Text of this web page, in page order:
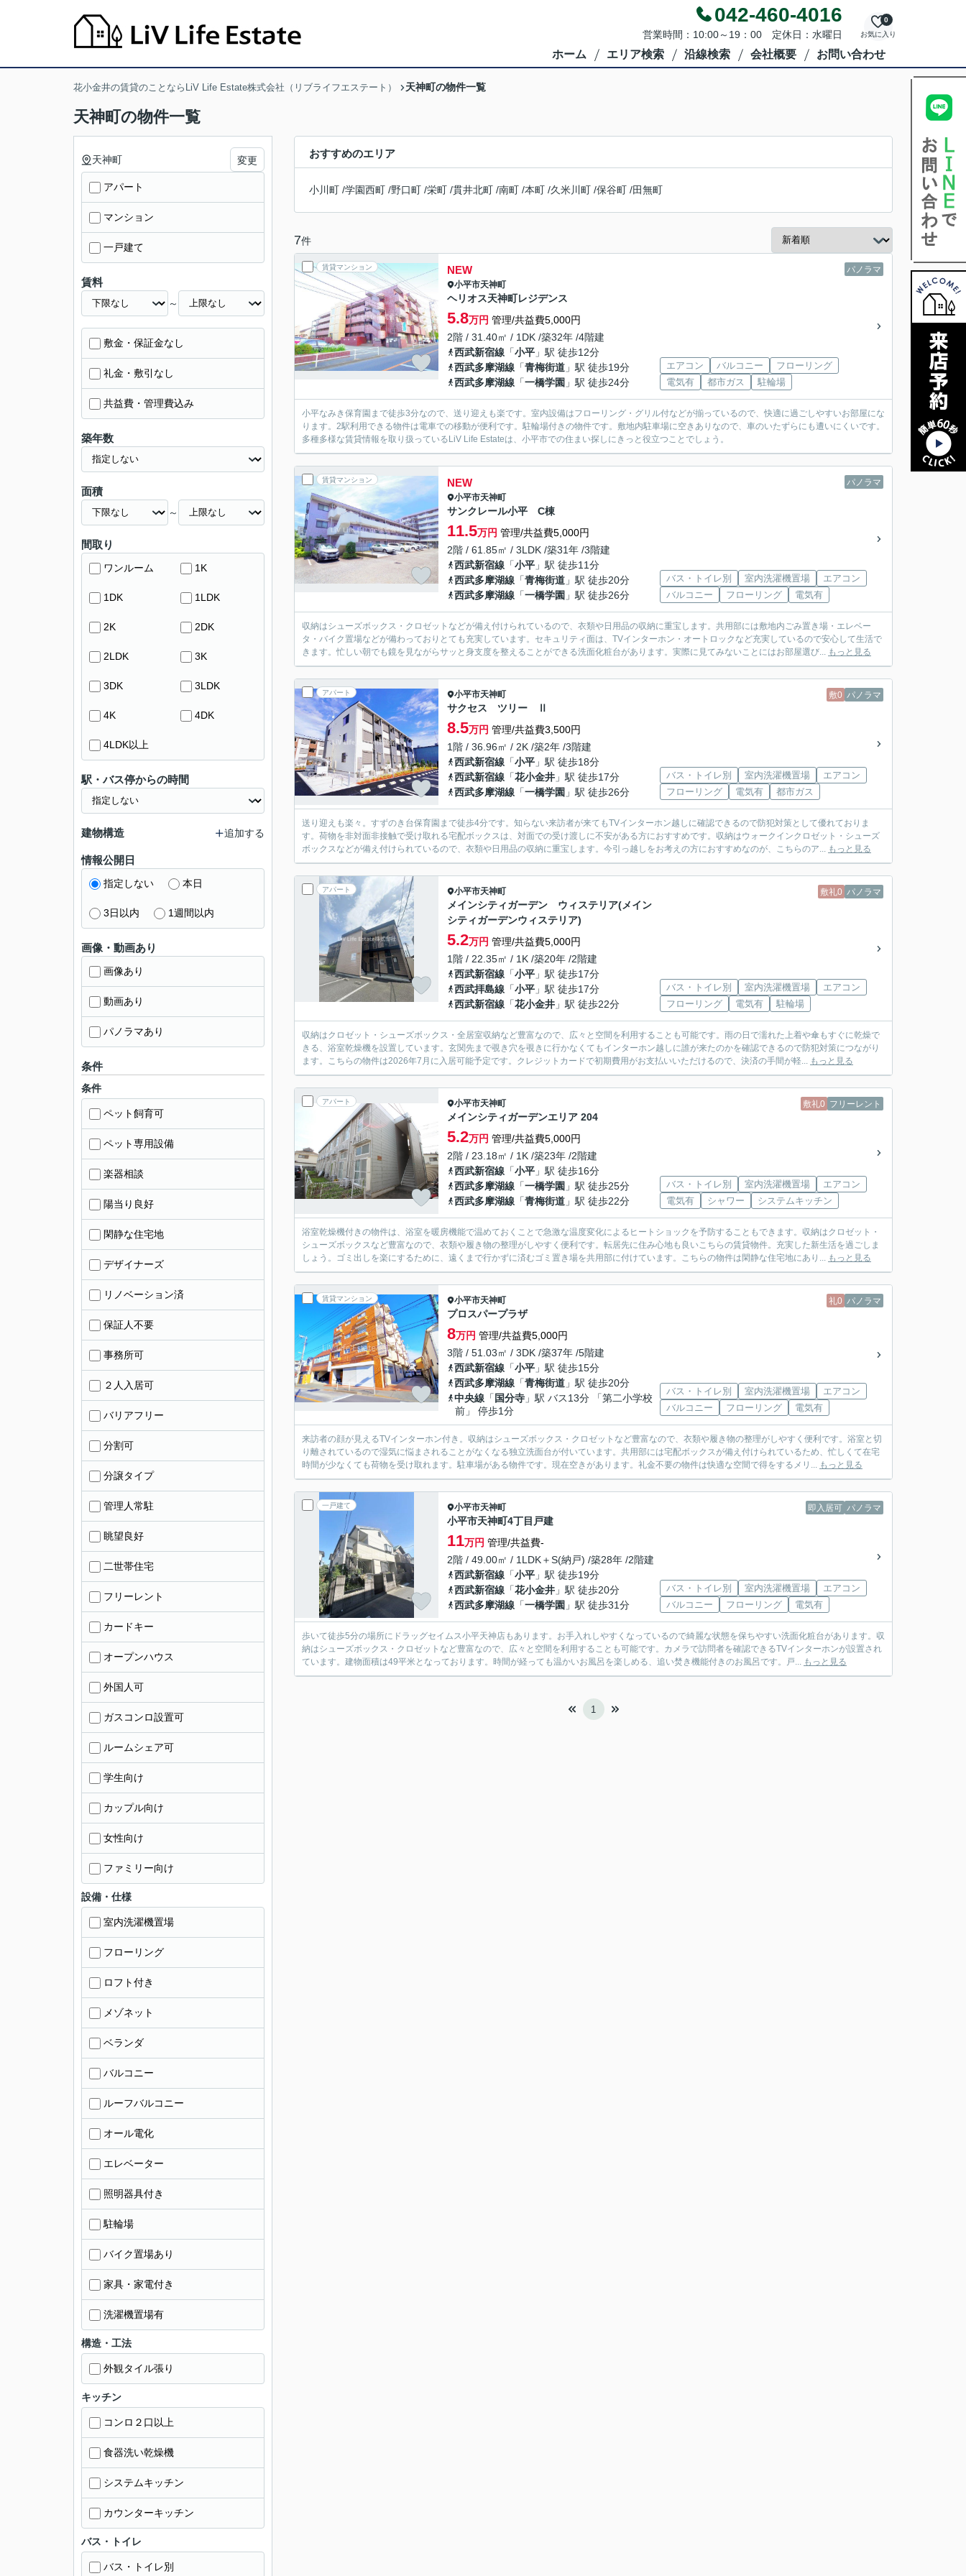
042-460-4016
営業時間：10:00～19：00 定休日：水曜日 お気に入り
0
ホーム エリア検索 沿線検索 会社概要 お問い合わせ
花小金井の賃貸のことならLiV Life Estate株式会社（リブライフエステート） 天神町の物件一覧
天神町の物件一覧
おすすめのエリア
小川町 /学園西町 /野口町 /栄町 /貫井北町 /南町 /本町 /久米川町 /保谷町 /田無町
7件
賃貸マンション パノラマ
NEW
小平市天神町
ヘリオス天神町レジデンス
5.8万円 管理/共益費5,000円
2階 / 31.40㎡ / 1DK /築32年 /4階建
西武新宿線 「小平 」駅 徒歩12分
西武多摩湖線 「青梅街道 」駅 徒歩19分
西武多摩湖線 「一橋学園 」駅 徒歩24分
エアコン バルコニー
フローリング
電気有
都市ガス 駐輪場
小平なみき保育園まで徒歩3分なので、送り迎えも楽です。室内設備はフローリング・グリル付などが揃っているので、快適に過ごしやすいお部屋にな
ります。2駅利用できる物件は電車での移動が便利です。駐輪場付きの物件です。敷地内駐車場に空きありなので、車のいたずらにも遭いにくいです。
多種多様な賃貸情報を取り扱っているLiV Life Estateは、小平市での住まい探しにきっと役立つことでしょう。
賃貸マンション パノラマ
NEW
小平市天神町
サンクレール小平 C棟
11.5万円 管理/共益費5,000円
2階 / 61.85㎡ / 3LDK /築31年 /3階建
西武新宿線 「小平 」駅 徒歩11分
西武多摩湖線 「青梅街道 」駅 徒歩20分
西武多摩湖線 「一橋学園 」駅 徒歩26分
バス・トイレ別 室内洗濯機置場
エアコン
バルコニー
フローリング 電気有
収納はシューズボックス・クロゼットなどが備え付けられているので、衣類や日用品の収納に重宝します。共用部には敷地内ごみ置き場・エレベー
タ・バイク置場などが備わっておりとても充実しています。セキュリティ面は、TVインターホン・オートロックなど充実しているので安心して生活で
きます。忙しい朝でも鏡を見ながらサッと身支度を整えることができる洗面化粧台があります。実際に見てみないことにはお部屋選び... もっと見る
アパート 敷0 パノラマ
小平市天神町
サクセス ツリー Ⅱ
8.5万円 管理/共益費3,500円
1階 / 36.96㎡ / 2K /築2年 /3階建
西武新宿線 「小平 」駅 徒歩18分
西武新宿線 「花小金井 」駅 徒歩17分
西武多摩湖線 「一橋学園 」駅 徒歩26分
バス・トイレ別 室内洗濯機置場
エアコン
フローリング
電気有 都市ガス
送り迎えも楽々。すずのき台保育園まで徒歩4分です。知らない来訪者が来てもTVインターホン越しに確認できるので防犯対策として優れておりま
す。荷物を非対面非接触で受け取れる宅配ボックスは、対面での受け渡しに不安がある方におすすめです。収納はウォークインクロゼット・シューズ
ボックスなどが備え付けられているので、衣類や日用品の収納に重宝します。今引っ越しをお考えの方におすすめなのが、こちらのア... もっと見る
アパート 敷礼0 パノラマ
小平市天神町
メインシティガーデン ウィステリア(メイン
シティガーデンウィステリア)
5.2万円 管理/共益費5,000円
1階 / 22.35㎡ / 1K /築20年 /2階建
西武新宿線 「小平 」駅 徒歩17分
西武拝島線 「小平 」駅 徒歩17分
西武新宿線 「花小金井 」駅 徒歩22分
バス・トイレ別 室内洗濯機置場
エアコン
フローリング
電気有 駐輪場
収納はクロゼット・シューズボックス・全居室収納など豊富なので、広々と空間を利用することも可能です。雨の日で濡れた上着や傘もすぐに乾燥で
きる、浴室乾燥機を設置しています。玄関先まで覗き穴を覗きに行かなくてもインターホン越しに誰が来たのかを確認できるので防犯対策につながり
ます。こちらの物件は2026年7月に入居可能予定です。クレジットカードで初期費用がお支払いいただけるので、決済の手間が軽... もっと見る
アパート 敷礼0 フリーレント
小平市天神町
メインシティガーデンエリア 204
5.2万円 管理/共益費5,000円
2階 / 23.18㎡ / 1K /築23年 /2階建
西武新宿線 「小平 」駅 徒歩16分
西武多摩湖線 「一橋学園 」駅 徒歩25分
西武多摩湖線 「青梅街道 」駅 徒歩22分
バス・トイレ別 室内洗濯機置場
エアコン
電気有
シャワー システムキッチン
浴室乾燥機付きの物件は、浴室を暖房機能で温めておくことで急激な温度変化によるヒートショックを予防することもできます。収納はクロゼット・
シューズボックスなど豊富なので、衣類や履き物の整理がしやすく便利です。転居先に住み心地も良いこちらの賃貸物件。充実した新生活を過ごしま
しょう。ゴミ出しを楽にするために、遠くまで行かずに済むゴミ置き場を共用部に付けています。こちらの物件は閑静な住宅地にあり... もっと見る
賃貸マンション 礼0 パノラマ
小平市天神町
プロスパープラザ
8万円 管理/共益費5,000円
3階 / 51.03㎡ / 3DK /築37年 /5階建
西武新宿線 「小平 」駅 徒歩15分
西武多摩湖線 「青梅街道 」駅 徒歩20分
中央線 「 国分寺 」駅 バス13分 「第二小学校
前」 停歩1分
バス・トイレ別 室内洗濯機置場
エアコン
バルコニー
フローリング 電気有
来訪者の顔が見えるTVインターホン付き。収納はシューズボックス・クロゼットなど豊富なので、衣類や履き物の整理がしやすく便利です。浴室と切
り離されているので湿気に悩まされることがなくなる独立洗面台が付いています。共用部には宅配ボックスが備え付けられているため、忙しくて在宅
時間が少なくても荷物を受け取れます。駐車場がある物件です。現在空きがあります。礼金不要の物件は快適な空間で得をするメリ... もっと見る
一戸建て 即入居可 パノラマ
小平市天神町
小平市天神町4丁目戸建
11万円 管理/共益費-
2階 / 49.00㎡ / 1LDK＋S(納戸) /築28年 /2階建
西武新宿線 「小平 」駅 徒歩19分
西武新宿線 「花小金井 」駅 徒歩20分
西武多摩湖線 「一橋学園 」駅 徒歩31分
バス・トイレ別 室内洗濯機置場
エアコン
バルコニー
フローリング 電気有
歩いて徒歩5分の場所にドラッグセイムス小平天神店もあります。お手入れしやすくなっているので綺麗な状態を保ちやすい洗面化粧台があります。収
納はシューズボックス・クロゼットなど豊富なので、広々と空間を利用することも可能です。カメラで訪問者を確認できるTVインターホンが設置され
ています。建物面積は49平米となっております。時間が経っても温かいお風呂を楽しめる、追い焚き機能付きのお風呂です。戸... もっと見る
1
天神町 変更
アパート
マンション
一戸建て
賃料
～
敷金・保証金なし
礼金・敷引なし
共益費・管理費込み
築年数
面積
～
間取り
ワンルーム 1K
1DK 1LDK
2K 2DK
2LDK 3K
3DK 3LDK
4K 4DK
4LDK以上
駅・バス停からの時間
建物構造 追加する
情報公開日
指定しない 本日
3日以内 1週間以内
画像・動画あり
画像あり
動画あり
パノラマあり
条件
条件
ペット飼育可
ペット専用設備
楽器相談
陽当り良好
閑静な住宅地
デザイナーズ
リノベーション済
保証人不要
事務所可
２人入居可
バリアフリー
分割可
分譲タイプ
管理人常駐
眺望良好
二世帯住宅
フリーレント
カードキー
オープンハウス
外国人可
ガスコンロ設置可
ルームシェア可
学生向け
カップル向け
女性向け
ファミリー向け
設備・仕様
室内洗濯機置場
フローリング
ロフト付き
メゾネット
ベランダ
バルコニー
ルーフバルコニー
オール電化
エレベーター
照明器具付き
駐輪場
バイク置場あり
家具・家電付き
洗濯機置場有
構造・工法
外観タイル張り
キッチン
コンロ２口以上
食器洗い乾燥機
システムキッチン
カウンターキッチン
バス・トイレ
バス・トイレ別